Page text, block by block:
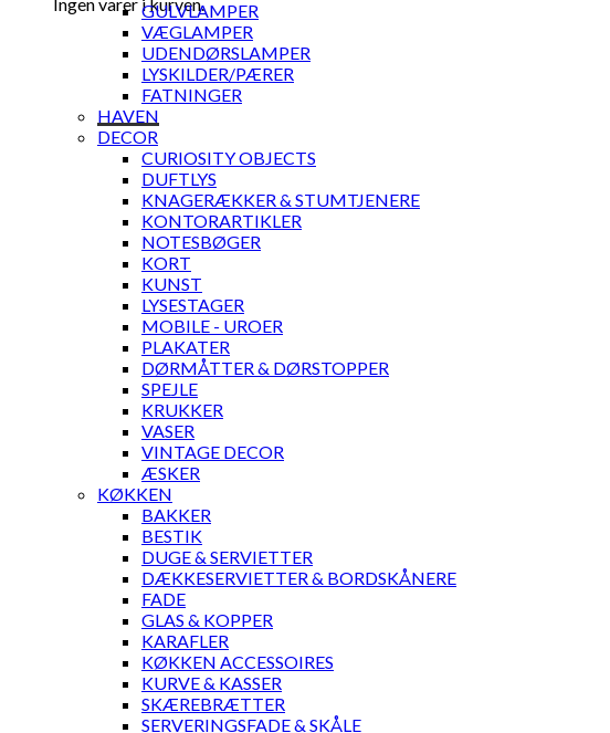
GULVLAMPER
VÆGLAMPER
UDENDØRSLAMPER
LYSKILDER/PÆRER
FATNINGER
HAVEN
DECOR
CURIOSITY OBJECTS
DUFTLYS
KNAGERÆKKER & STUMTJENERE
KONTORARTIKLER
NOTESBØGER
KORT
KUNST
LYSESTAGER
MOBILE - UROER
PLAKATER
DØRMÅTTER & DØRSTOPPER
SPEJLE
KRUKKER
VASER
VINTAGE DECOR
ÆSKER
KØKKEN
BAKKER
BESTIK
DUGE & SERVIETTER
DÆKKESERVIETTER & BORDSKÅNERE
FADE
GLAS & KOPPER
KARAFLER
KØKKEN ACCESSOIRES
KURVE & KASSER
SKÆREBRÆTTER
SERVERINGSFADE & SKÅLE